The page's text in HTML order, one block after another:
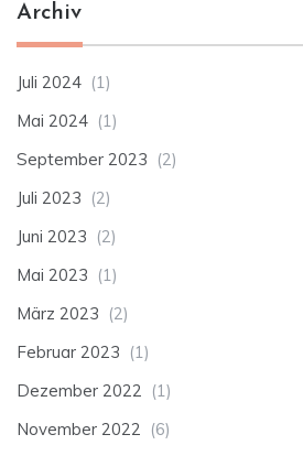
Archiv
Juli 2024 (1)
Mai 2024 (1)
September 2023 (2)
Juli 2023 (2)
Juni 2023 (2)
Mai 2023 (1)
März 2023 (2)
Februar 2023 (1)
Dezember 2022 (1)
November 2022 (6)